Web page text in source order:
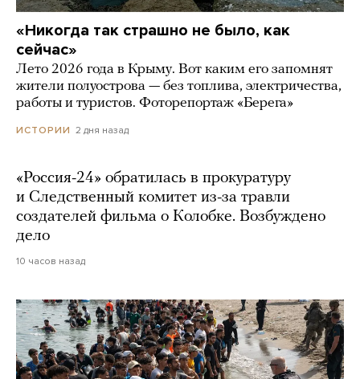
«Никогда так страшно не было, как
сейчас»
Лето 2026 года в Крыму. Вот каким его запомнят
жители полуострова — без топлива, электричества,
работы и туристов. Фоторепортаж «Берега»
ИСТОРИИ 2 дня назад
«Россия-24» обратилась в прокуратуру
и Следственный комитет из-за травли
создателей фильма о Колобке. Возбуждено
дело
10 часов назад